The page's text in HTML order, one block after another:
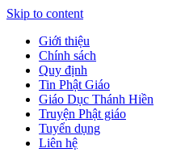
Skip to content
Giới thiệu
Chính sách
Quy định
Tin Phật Giáo
Giáo Dục Thánh Hiền
Truyện Phật giáo
Tuyển dụng
Liên hệ